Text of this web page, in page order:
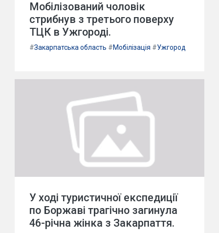
Мобілізований чоловік
стрибнув з третього поверху
ТЦК в Ужгороді.
#Закарпатська область #Мобілізація #Ужгород
У ході туристичної експедиції
по Боржаві трагічно загинула
46-річна жінка з Закарпаття.